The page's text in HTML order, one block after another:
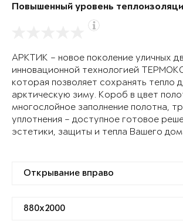
Повышенный уровень
АРКТИК – новое поколение уличных
инновационной технологией
которая позволяет сохранять тепло
арктическую зиму. Короб в цвет
многослойное заполнение полотна,
уплотнения – доступное готовое
эстетики, защиты и тепла Вашего